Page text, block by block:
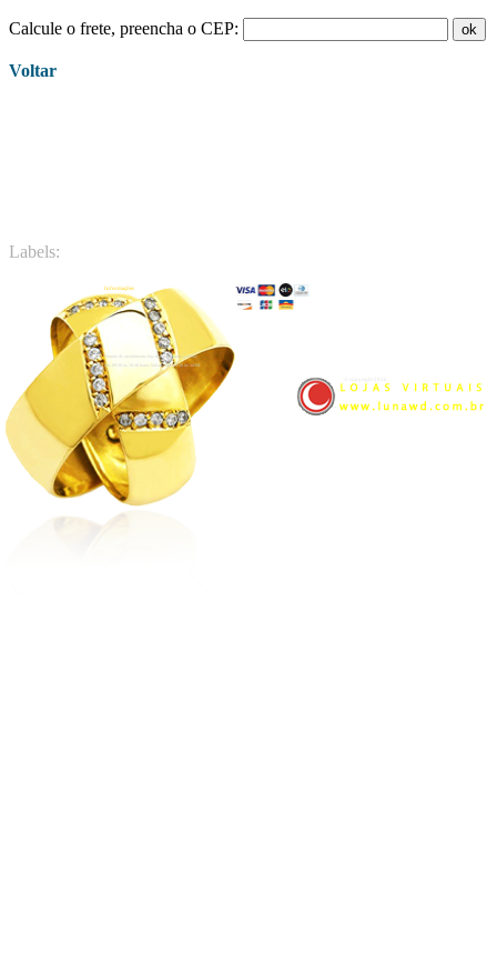
Calcule o frete, preencha o CEP:
Voltar
Labels:
Informações
Horário de atendimento loja física Segunda a sexta:
das 09:30 às 18:30 horas Sábado das 09:30 às 14:00